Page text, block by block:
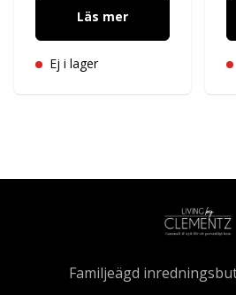
Läs mer
Ej i lager
Familjeägd